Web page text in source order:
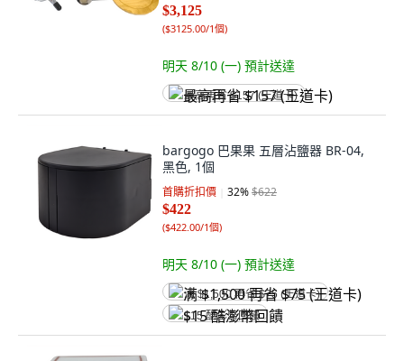
$3,125
($3125.00/1個)
明天 8/10 (一) 預計送達
最高再省 $157 (王道卡)
bargogo 巴果果 五層沾鹽器 BR-04,
黑色, 1個
首購折扣價 32%$622
$422
($422.00/1個)
明天 8/10 (一) 預計送達
满 $1,500 再省 $75 (王道卡)
$15 酷澎幣回饋